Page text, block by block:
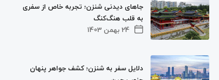
24 بهمن 1403
جاهای دیدنی شنزن؛ تجربه خاص از سفری
به قلب هنگ‌کنگ
دلایل سفر به شنزن؛ کشف جواهر پنهان